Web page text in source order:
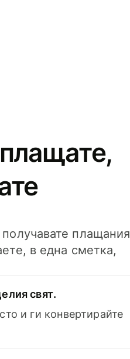
плащания
в една сметка,
свят.
и ги конвертирайте